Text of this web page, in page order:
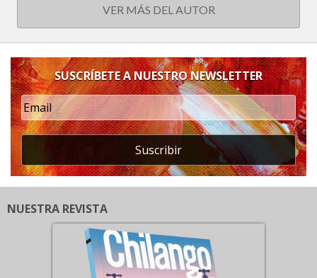
VER MÁS DEL AUTOR
SUSCRÍBETE A NUESTRO NEWSLETTER
Suscribir
NUESTRA REVISTA